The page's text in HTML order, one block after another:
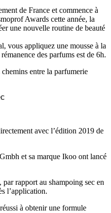
de France et commence à
Awards cette année, la
une nouvelle routine de beauté
vous appliquez une mousse à la
des parfums est de 6h.
entre la parfumerie
avec l’édition 2019 de
et sa marque Ikoo ont lancé
rapport au shampoing sec en
l’application.
à obtenir une formule